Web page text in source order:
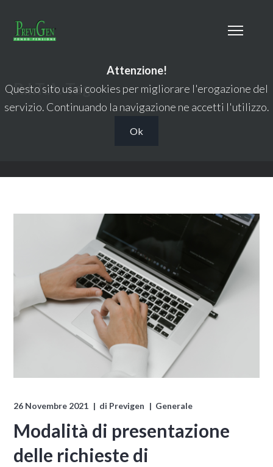
Attenzione!
Questo sito usa i cookies per migliorare l'erogazione del
servizio. Continuando la navigazione ne accetti l'utilizzo.
Ok
R.I.T.A. Tag
26 Novembre 2021 di Previgen Generale
Modalità di presentazione
delle richieste di